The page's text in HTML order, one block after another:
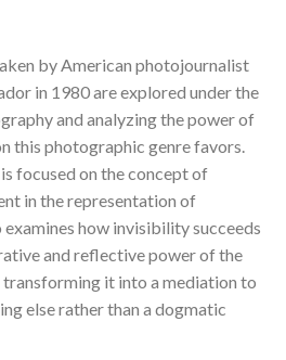
by American photojournalist
in 1980 are explored under the
and analyzing the power of
this photographic genre favors.
focused on the concept of
in the representation of
how invisibility succeeds
and reflective power of the
it into a mediation to
else rather than a dogmatic